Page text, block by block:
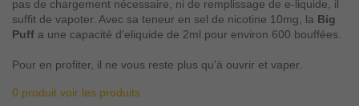
pas de chargement nécessaire, ni de remplissage de e-liquide, il
suffit de vapoter. Avec sa teneur en sel de nicotine 10mg, la Big
Puff a une capacité d'eliquide de 2ml pour environ 600 bouffées.
Pour en profiter, il ne vous reste plus qu'à ouvrir et vaper.
0 produit voir les produits